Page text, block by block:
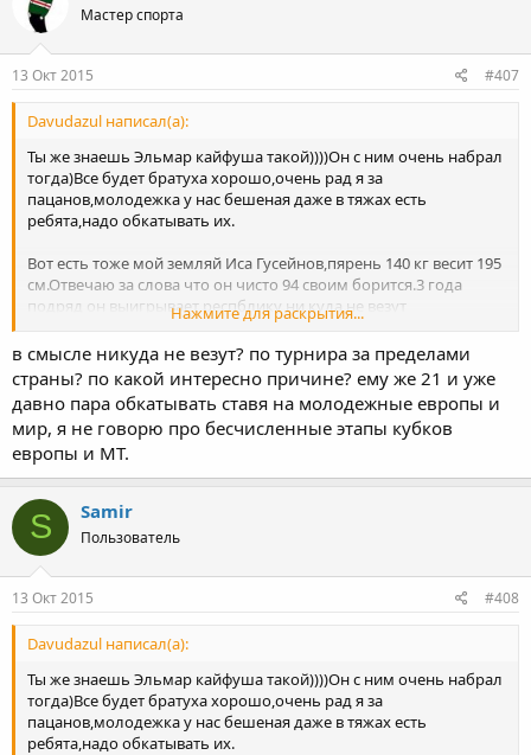
Мастер спорта
13 Окт 2015 #407
Davudazul написал(а):
Ты же знаешь Эльмар кайфуша такой))))Он с ним очень набрал
тогда)Все будет братуха хорошо,очень рад я за
пацанов,молодежка у нас бешеная даже в тяжах есть
ребята,надо обкатывать их.
Вот есть тоже мой земляй Иса Гусейнов,пярень 140 кг весит 195
см.Отвечаю за слова что он чисто 94 своим борится.3 года
подряд он выигрывает респблику ни куда не везут
пацана,подтянутый такой,физика есть хорошая,надо просто
вывозить туда где есть такие же тяжи в грузию например,ни
куда не везут его.Доняр айран кушает)витамины не дают)но
уже начала Хвала Аллаху.
Вот этот Иса
Нажмите для раскрытия...
в смысле никуда не везут? по турнира за пределами
страны? по какой интересно причине? ему же 21 и уже
давно пара обкатывать ставя на молодежные европы и
мир, я не говорю про бесчисленные этапы кубкoв
европы и МТ.
S Samir
Пользователь
13 Окт 2015 #408
Davudazul написал(а):
Ты же знаешь Эльмар кайфуша такой))))Он с ним очень набрал
тогда)Все будет братуха хорошо,очень рад я за
пацанов,молодежка у нас бешеная даже в тяжах есть
ребята,надо обкатывать их.